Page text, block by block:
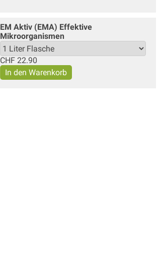
EM Aktiv (EMA) Effektive
Mikroorganismen
CHF 22.90